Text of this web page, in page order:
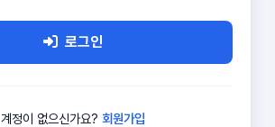
로그인
계정이 없으신가요? 회원가입